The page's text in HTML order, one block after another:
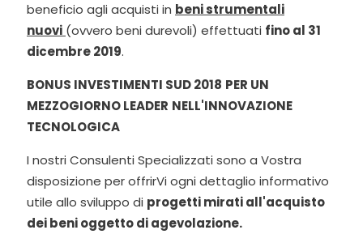
beneficio agli acquisti in beni strumentali
nuovi (ovvero beni durevoli) effettuati fino al 31
dicembre 2019.
BONUS INVESTIMENTI SUD 2018 PER UN
MEZZOGIORNO LEADER NELL'INNOVAZIONE
TECNOLOGICA
I nostri Consulenti Specializzati sono a Vostra
disposizione per offrirVi ogni dettaglio informativo
utile allo sviluppo di progetti mirati all'acquisto
dei beni oggetto di agevolazione.